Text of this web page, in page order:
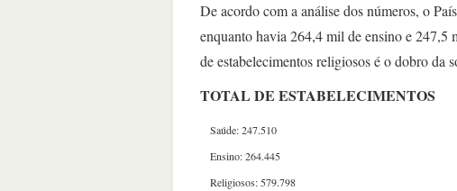
De acordo com a análise dos números, o
enquanto havia 264,4 mil de ensino e 247,5
de estabelecimentos religiosos é o dobro da
TOTAL DE ESTABELECIMENTOS
Saúde: 247.510
Ensino: 264.445
Religiosos: 579.798